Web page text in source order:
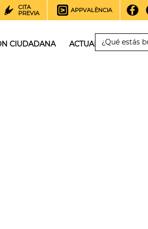
CITA
PREVIA
APPVALÈNCIA
CIUDADANA ACTUALIDAD